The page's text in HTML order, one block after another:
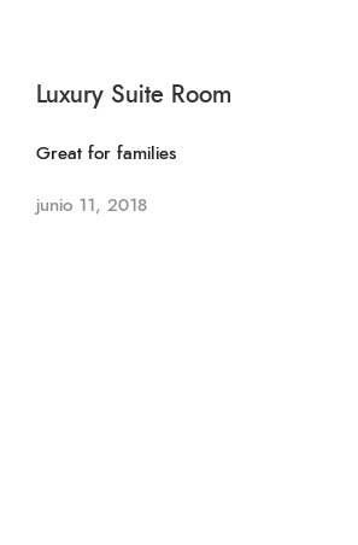
Luxury Suite Room
Great for families
junio 11, 2018